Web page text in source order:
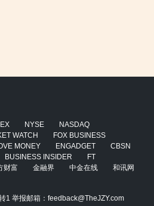
NYSE
NASDAQ
WATCH
FOX BUSINESS
MONEY ENGADGET
CBSN
BUSINESS INSIDER
FT
财富 金融界 中金在线 和讯网
举报邮箱：feedback@TheJZY.com